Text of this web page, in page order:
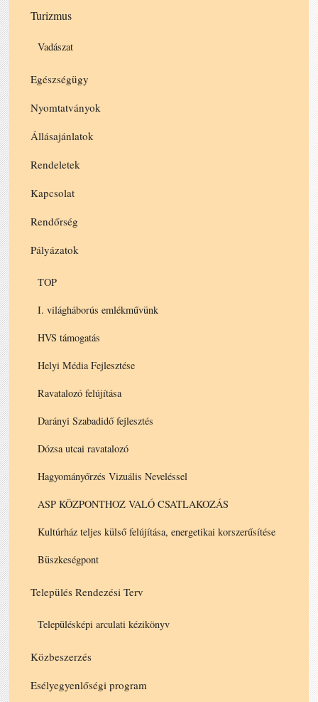
Turizmus
Vadászat
Egészségügy
Nyomtatványok
Állásajánlatok
Rendeletek
Kapcsolat
Rendőrség
Pályázatok
TOP
I. világháborús emlékművünk
HVS támogatás
Helyi Média Fejlesztése
Ravatalozó felújítása
Darányi Szabadidő fejlesztés
Dózsa utcai ravatalozó
Hagyományőrzés Vizuális Neveléssel
ASP KÖZPONTHOZ VALÓ CSATLAKOZÁS
Kultúrház teljes külső felújítása, energetikai korszerűsítése
Büszkeségpont
Település Rendezési Terv
Településképi arculati kézikönyv
Közbeszerzés
Esélyegyenlőségi program